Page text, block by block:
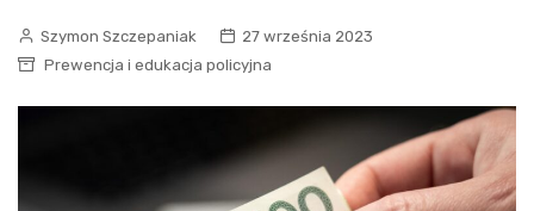
Szymon Szczepaniak
27 września 2023
Prewencja i edukacja policyjna